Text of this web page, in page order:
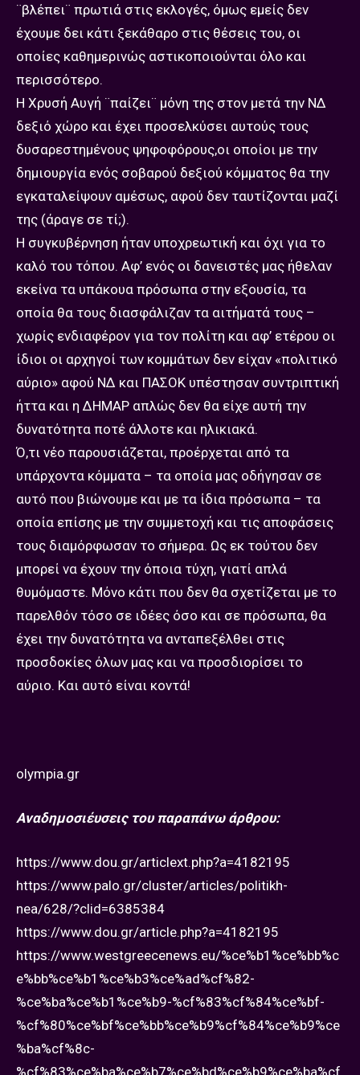
¨βλέπει¨ πρωτιά στις εκλογές, όμως εμείς δεν
έχουμε δει κάτι ξεκάθαρο στις θέσεις του, οι
οποίες καθημερινώς αστικοποιούνται όλο και
περισσότερο.
Η Χρυσή Αυγή ¨παίζει¨ μόνη της στον μετά την ΝΔ
δεξιό χώρο και έχει προσελκύσει αυτούς τους
δυσαρεστημένους ψηφοφόρους,οι οποίοι με την
δημιουργία ενός σοβαρού δεξιού κόμματος θα την
εγκαταλείψουν αμέσως, αφού δεν ταυτίζονται μαζί
της (άραγε σε τί;).
Η συγκυβέρνηση ήταν υποχρεωτική και όχι για το
καλό του τόπου. Αφ’ ενός οι δανειστές μας ήθελαν
εκείνα τα υπάκουα πρόσωπα στην εξουσία, τα
οποία θα τους διασφάλιζαν τα αιτήματά τους –
χωρίς ενδιαφέρον για τον πολίτη και αφ’ ετέρου οι
ίδιοι οι αρχηγοί των κομμάτων δεν είχαν «πολιτικό
αύριο» αφού ΝΔ και ΠΑΣΟΚ υπέστησαν συντριπτική
ήττα και η ΔΗΜΑΡ απλώς δεν θα είχε αυτή την
δυνατότητα ποτέ άλλοτε και ηλικιακά.
Ό,τι νέο παρουσιάζεται, προέρχεται από τα
υπάρχοντα κόμματα – τα οποία μας οδήγησαν σε
αυτό που βιώνουμε και με τα ίδια πρόσωπα – τα
οποία επίσης με την συμμετοχή και τις αποφάσεις
τους διαμόρφωσαν το σήμερα. Ως εκ τούτου δεν
μπορεί να έχουν την όποια τύχη, γιατί απλά
θυμόμαστε. Μόνο κάτι που δεν θα σχετίζεται με το
παρελθόν τόσο σε ιδέες όσο και σε πρόσωπα, θα
έχει την δυνατότητα να ανταπεξέλθει στις
προσδοκίες όλων μας και να προσδιορίσει το
αύριο. Και αυτό είναι κοντά!
olympia.gr
Αναδημοσιέυσεις του παραπάνω άρθρου:
https://www.dou.gr/articlext.php?a=4182195
https://www.palo.gr/cluster/articles/politikh-
nea/628/?clid=6385384
https://www.dou.gr/article.php?a=4182195
https://www.westgreecenews.eu/%ce%b1%ce%bb%c
e%bb%ce%b1%ce%b3%ce%ad%cf%82-
%ce%ba%ce%b1%ce%b9-%cf%83%cf%84%ce%bf-
%cf%80%ce%bf%ce%bb%ce%b9%cf%84%ce%b9%ce
%ba%cf%8c-
%cf%83%ce%ba%ce%b7%ce%bd%ce%b9%ce%ba%cf